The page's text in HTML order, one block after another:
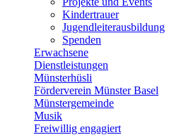
Kindertrauer
Jugendleiterausbildung
Spenden
Erwachsene
Dienstleistungen
Münsterhüsli
Förderverein Münster Basel
Münstergemeinde
Musik
Freiwillig engagiert